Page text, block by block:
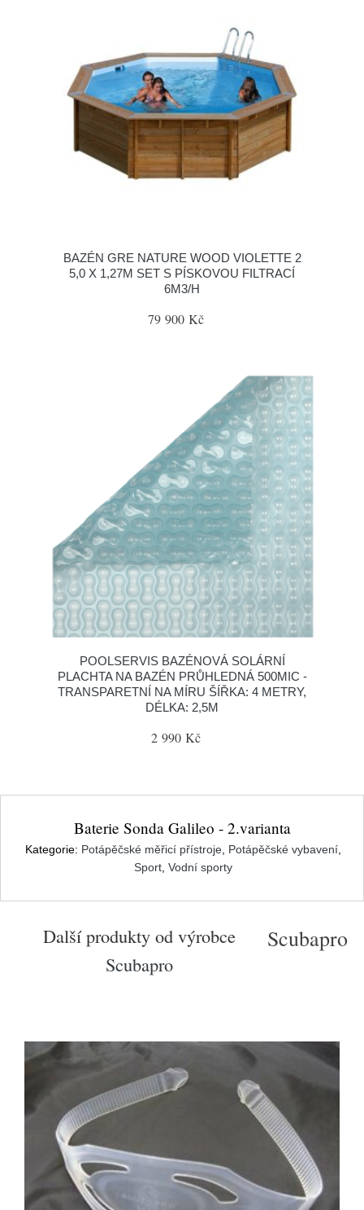
BAZÉN GRE NATURE WOOD VIOLETTE 2
5,0 X 1,27M SET S PÍSKOVOU FILTRACÍ
6M3/H
79 900 Kč
POOLSERVIS BAZÉNOVÁ SOLÁRNÍ
PLACHTA NA BAZÉN PRŮHLEDNÁ 500MIC -
TRANSPARETNÍ NA MÍRU ŠÍŘKA: 4 METRY,
DÉLKA: 2,5M
2 990 Kč
Baterie Sonda Galileo - 2.varianta
Kategorie: Potápěčské měřicí přístroje, Potápěčské vybavení,
Sport, Vodní sporty
Další produkty od výrobce
Scubapro
Scubapro